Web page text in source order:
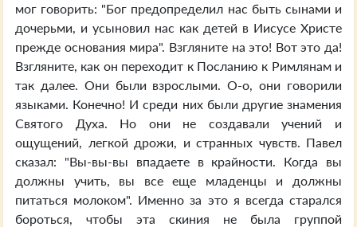
мог говорить: "Бог предопределил нас быть сынами и
дочерьми, и усыновил нас как детей в Иисусе Христе
прежде основания мира". Взгляните на это! Вот это да!
Взгляните, как он переходит к Посланию к Римлянам и
так далее. Они были взрослыми. О-о, они говорили
языками. Конечно! И среди них были другие знамения
Святого Духа. Но они не создавали учений и
ощущений, легкой дрожи, и странных чувств. Павел
сказал: "Вы-вы-вы впадаете в крайности. Когда вы
должны учить, вы все еще младенцы и должны
питаться молоком". Именно за это я всегда старался
бороться, чтобы эта скиния не была группой